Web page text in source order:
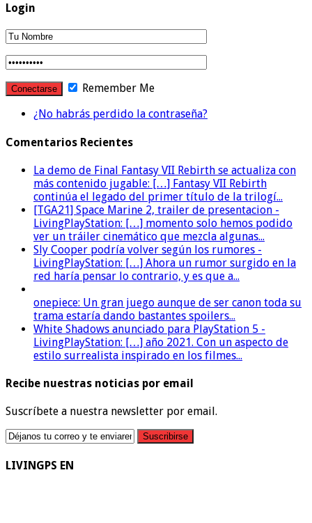
Login
Remember Me
¿No habrás perdido la contraseña?
Comentarios Recientes
La demo de Final Fantasy VII Rebirth se actualiza con
más contenido jugable: […] Fantasy VII Rebirth
continúa el legado del primer título de la trilogí...
[TGA21] Space Marine 2, trailer de presentacion -
LivingPlayStation: […] momento solo hemos podido
ver un tráiler cinemático que mezcla algunas...
Sly Cooper podría volver según los rumores -
LivingPlayStation: […] Ahora un rumor surgido en la
red haría pensar lo contrario, y es que a...
onepiece: Un gran juego aunque de ser canon toda su
trama estaría dando bastantes spoilers...
White Shadows anunciado para PlayStation 5 -
LivingPlayStation: […] año 2021. Con un aspecto de
estilo surrealista inspirado en los filmes...
Recibe nuestras noticias por email
Suscríbete a nuestra newsletter por email.
LIVINGPS EN